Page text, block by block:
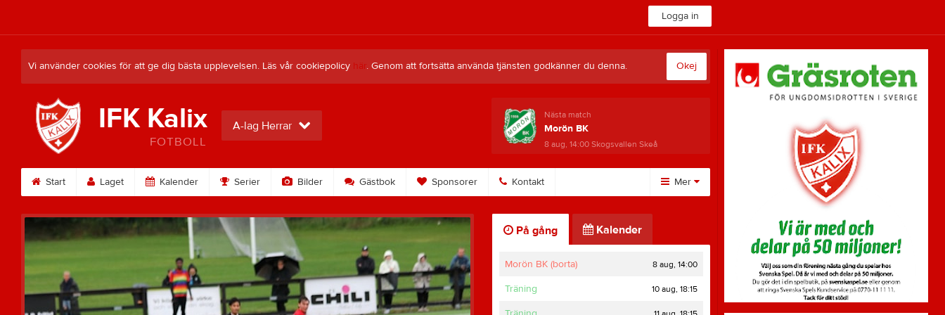
Logga in
Vi använder cookies för att ge dig bästa upplevelsen. Läs vår cookiepolicy här. Genom att fortsätta använda tjänsten godkänner du denna. Okej
IFK Kalix
FOTBOLL
A-lag Herrar
Nästa match
Morön BK
8 aug, 14:00 Skogsvallen Skeå
Start Laget Kalender Serier Bilder Gästbok Sponsorer Kontakt Mer
Besökarstatistik
På gång Kalender
Morön BK (borta) 8 aug, 14:00
Träning 10 aug, 18:15